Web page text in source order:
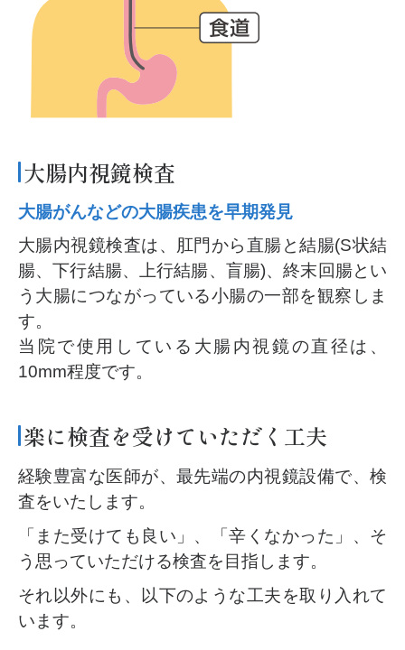
大腸内視鏡検査
大腸がんなどの大腸疾患を早期発見
大腸内視鏡検査は、肛門から直腸と結腸(S状結
腸、下行結腸、上行結腸、盲腸)、終末回腸とい
う大腸につながっている小腸の一部を観察しま
す。
当院で使用している大腸内視鏡の直径は、
10mm程度です。
楽に検査を受けていただく工夫
経験豊富な医師が、最先端の内視鏡設備で、検
査をいたします。
「また受けても良い」、「辛くなかった」、そ
う思っていただける検査を目指します。
それ以外にも、以下のような工夫を取り入れて
います。